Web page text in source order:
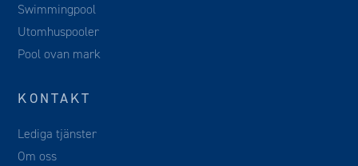
Swimmingpool
Utomhuspooler
Pool ovan mark
KONTAKT
Lediga tjänster
Om oss